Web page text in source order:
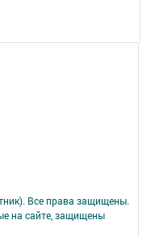
Все права защищены.
на сайте, защищены